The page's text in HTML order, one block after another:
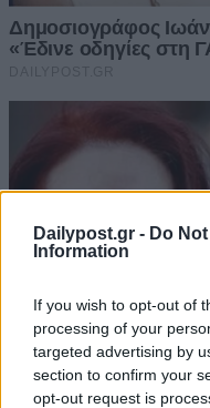
Dailypost.gr - Do
Information
If you wish to opt-out of
processing of your
targeted advertising by
section to confirm your
opt-out request is